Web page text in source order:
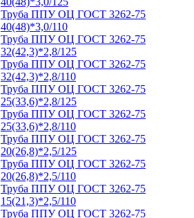
Труба ППУ ОЦ ГОСТ 3262-75
40(48)*3,0/110
Труба ППУ ОЦ ГОСТ 3262-75
32(42,3)*2,8/125
Труба ППУ ОЦ ГОСТ 3262-75
32(42,3)*2,8/110
Труба ППУ ОЦ ГОСТ 3262-75
25(33,6)*2,8/125
Труба ППУ ОЦ ГОСТ 3262-75
25(33,6)*2,8/110
Труба ППУ ОЦ ГОСТ 3262-75
20(26,8)*2,5/125
Труба ППУ ОЦ ГОСТ 3262-75
20(26,8)*2,5/110
Труба ППУ ОЦ ГОСТ 3262-75
15(21,3)*2,5/110
Труба ППУ ОЦ ГОСТ 3262-75